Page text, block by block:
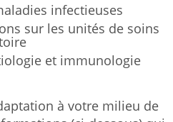
infectieuses
sur les unités de soins
et immunologie
à votre milieu de